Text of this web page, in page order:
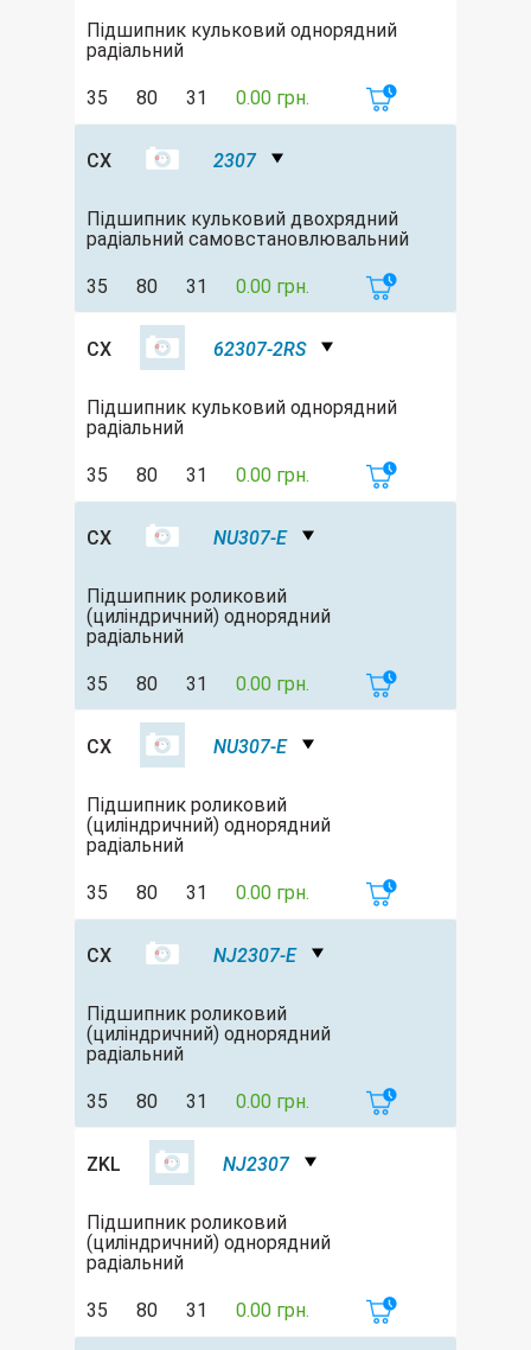
Підшипник кульковий однорядний
радіальний
35 80 31 0.00 грн.
CX 2307
Підшипник кульковий двохрядний
радіальний самовстановлювальний
35 80 31 0.00 грн.
CX 62307-2RS
Підшипник кульковий однорядний
радіальний
35 80 31 0.00 грн.
CX NU307-E
Підшипник роликовий
(циліндричний) однорядний
радіальний
35 80 31 0.00 грн.
CX NU307-E
Підшипник роликовий
(циліндричний) однорядний
радіальний
35 80 31 0.00 грн.
CX NJ2307-E
Підшипник роликовий
(циліндричний) однорядний
радіальний
35 80 31 0.00 грн.
ZKL NJ2307
Підшипник роликовий
(циліндричний) однорядний
радіальний
35 80 31 0.00 грн.